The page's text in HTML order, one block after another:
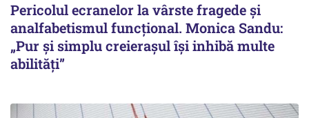
Pericolul ecranelor la vârste fragede și
analfabetismul funcțional. Monica Sandu:
„Pur și simplu creierașul își inhibă multe
abilități”